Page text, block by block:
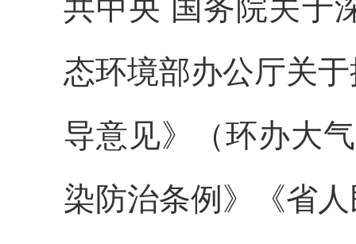
共中央 国务院关于
态环境部办公厅关
导意见》（环办大
染防治条例》《省